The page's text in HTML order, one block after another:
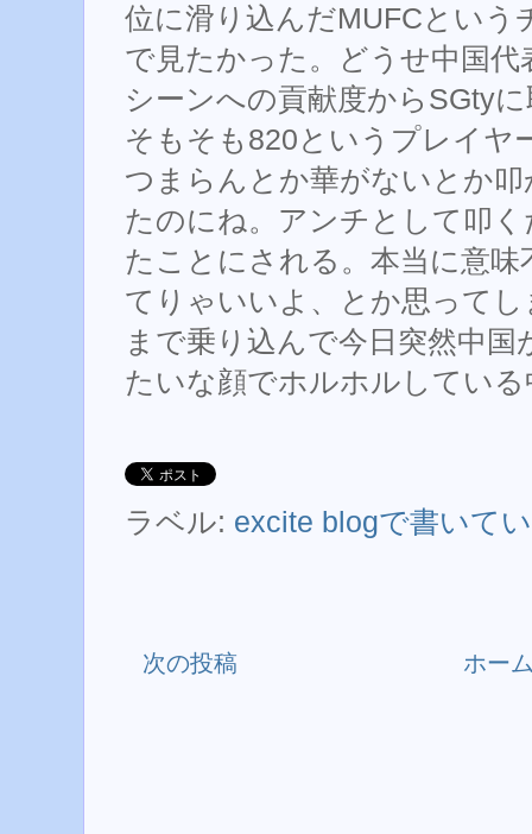
位に滑り込んだMUFCという
で見たかった。どうせ中国
シーンへの貢献度からSGty
そもそも820というプレイヤ
つまらんとか華がないとか
たのにね。アンチとして叩
たことにされる。本当に意味
てりゃいいよ、とか思って
まで乗り込んで今日突然中
たいな顔でホルホルしてい
ラベル: excite blogで書いて
次の投稿 ホー